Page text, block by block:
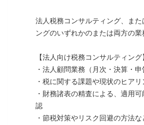
法人税務コンサルティング、また
ングのいずれかのまたは両方の業
【法人向け税務コンサルティング
・法人顧問業務（月次・決算・申
・税に関する課題や現状のヒアリ
・財務諸表の精査による、適用
認
・節税対策やリスク回避の方法